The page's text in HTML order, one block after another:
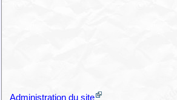
Administration du site